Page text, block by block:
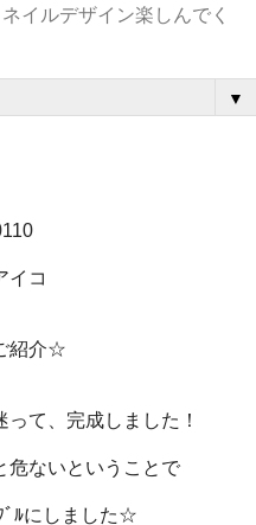
イルデザイン楽しんでく
▼
コ
紹介☆
て、完成しました！
危ないということで
ﾞﾙにしました☆